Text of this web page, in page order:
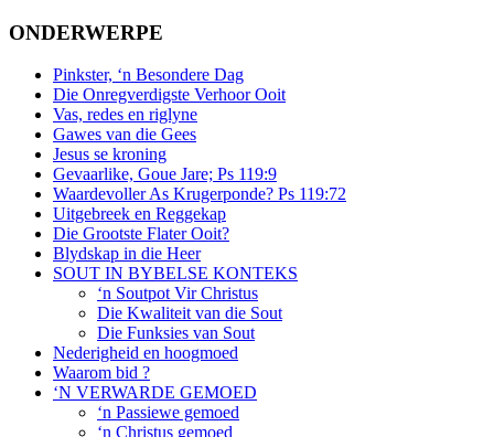
ONDERWERPE
Pinkster, ‘n Besondere Dag
Die Onregverdigste Verhoor Ooit
Vas, redes en riglyne
Gawes van die Gees
Jesus se kroning
Gevaarlike, Goue Jare; Ps 119:9
Waardevoller As Krugerponde? Ps 119:72
Uitgebreek en Reggekap
Die Grootste Flater Ooit?
Blydskap in die Heer
SOUT IN BYBELSE KONTEKS
‘n Soutpot Vir Christus
Die Kwaliteit van die Sout
Die Funksies van Sout
Nederigheid en hoogmoed
Waarom bid ?
‘N VERWARDE GEMOED
‘n Passiewe gemoed
‘n Christus gemoed